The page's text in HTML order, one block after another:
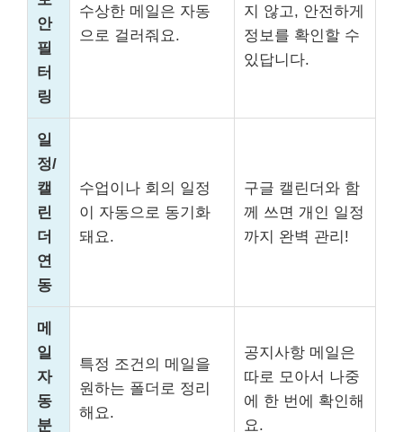
안
필
터
링
수상한 메일은 자동
으로 걸러줘요.
지 않고, 안전하게
정보를 확인할 수
있답니다.
일
정/
캘
린
더
연
동
수업이나 회의 일정
이 자동으로 동기화
돼요.
구글 캘린더와 함
께 쓰면 개인 일정
까지 완벽 관리!
메
일
자
동
분
특정 조건의 메일을
원하는 폴더로 정리
해요.
공지사항 메일은
따로 모아서 나중
에 한 번에 확인해
요.